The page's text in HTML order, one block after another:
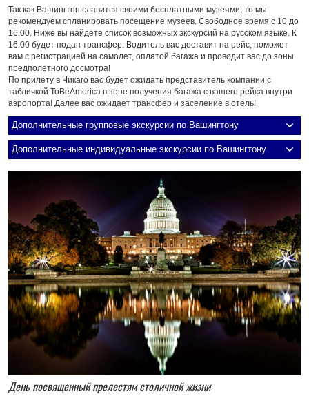
Так как Вашингтон славится своими бесплатными музеями, то мы
рекомендуем спланировать посещение музеев. Свободное время с 10 до
16.00. Ниже вы найдете список возможных экскурсий на русском языке. К
16.00 будет подан трансфер. Водитель вас доставит на рейс, поможет
вам с регистрацией на самолет, оплатой багажа и проводит вас до зоны
предполетного досмотра!
По прилету в Чикаго вас будет ожидать представитель компании с
табличкой ToBeAmerica в зоне получения багажа с вашего рейса внутри
аэропорта! Далее вас ожидает трансфер и заселение в отель!
Дополнительные групповые экскурсии по Вашингтону
Дополнительные индивидуальные экскурсии по Вашингтону
День посвященный прелестям столичной жизни